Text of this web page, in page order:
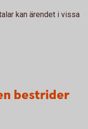
kan ärendet i vissa
bestrider